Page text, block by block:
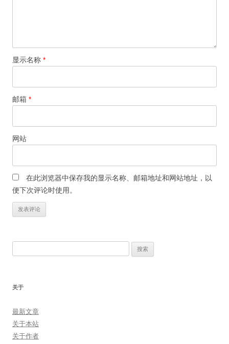
显示名称 *
邮箱 *
网站
在此浏览器中保存我的显示名称、邮箱地址和网站地址，以
便下次评论时使用。
关于
最新文章
关于本站
关于作者